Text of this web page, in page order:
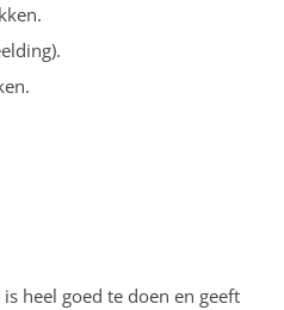
heel goed te doen en geeft